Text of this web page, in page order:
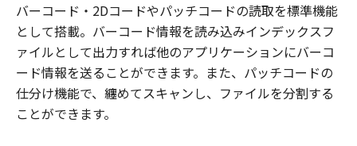
バーコード・2Dコードやパッチコードの読取を標準機能
として搭載。バーコード情報を読み込みインデックスフ
ァイルとして出力すれば他のアプリケーションにバーコ
ード情報を送ることができます。また、パッチコードの
仕分け機能で、纏めてスキャンし、ファイルを分割する
ことができます。